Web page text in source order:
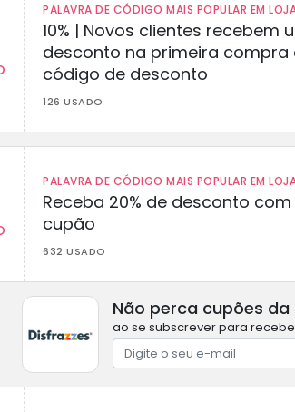
PALAVRA DE CÓDIGO MAIS POPULAR EM
10% | Novos clientes recebem
desconto na primeira compra
código de desconto
126 USADO
PALAVRA DE CÓDIGO MAIS POPULAR EM
Receba 20% de desconto
cupão
632 USADO
Não perca cupões da
ao se subscrever para